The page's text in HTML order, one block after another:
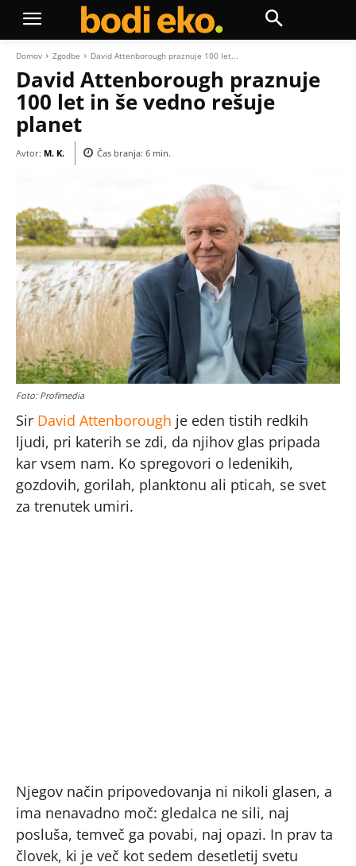
Domov Zgodbe David Attenborough praznuje 100 let...
David Attenborough praznuje
100 let in še vedno rešuje
planet
Avtor: M. K. Čas branja: 6 min.
Foto: Profimedia
Sir David Attenborough je eden tistih redkih
ljudi, pri katerih se zdi, da njihov glas pripada
kar vsem nam. Ko spregovori o ledenikih,
gozdovih, gorilah, planktonu ali pticah, se svet
za trenutek umiri.
Njegov način pripovedovanja ni nikoli glasen, a
ima nenavadno moč: gledalca ne sili, naj
posluša, temveč ga povabi, naj opazi. In prav ta
človek, ki je več kot sedem desetletij svetu